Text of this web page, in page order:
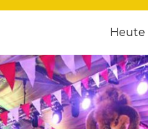
Täglich aktuelle Termine
Heute